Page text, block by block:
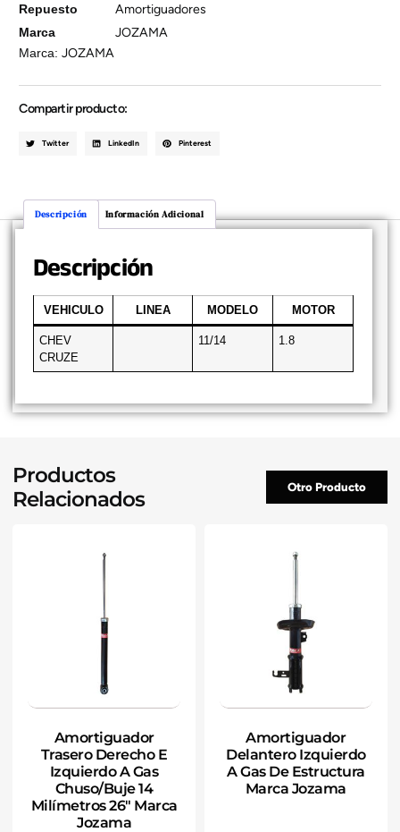
Repuesto
Amortiguadores
Marca JOZAMA
Marca:JOZAMA
Compartir producto:
Twitter LinkedIn Pinterest
Descripción Información Adicional
Descripción
VEHICULO LINEA MODELO MOTOR
CHEV
CRUZE
11/14 1.8
Productos
Relacionados
Otro Producto
Amortiguador
Trasero Derecho E
Izquierdo A Gas
Chuso/Buje 14
Milímetros 26″ Marca
Jozama
Amortiguador
Delantero Izquierdo
A Gas De Estructura
Marca Jozama